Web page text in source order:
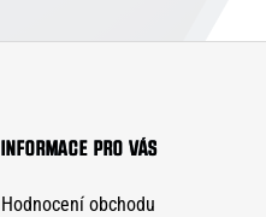
INFORMACE PRO VÁS
Hodnocení obchodu